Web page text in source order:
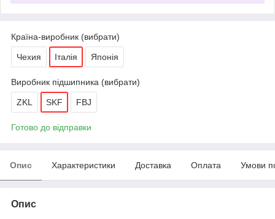
Країна-виробник (вибрати)
Чехия Італія Японія
Виробник підшипника (вибрати)
ZKL SKF FBJ
Готово до відправки
Опис Характеристики Доставка Оплата Умови
Опис